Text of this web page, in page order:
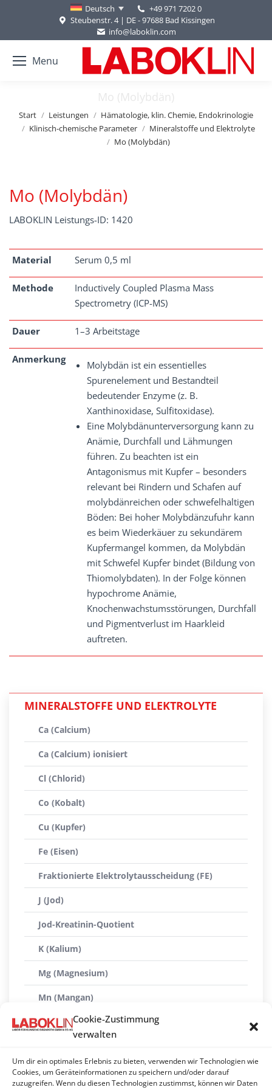
Cookie-Zustimmung
verwalten
Um dir ein optimales Erlebnis zu bieten, verwenden wir Technologien wie
Cookies, um Geräteinformationen zu speichern und/oder darauf
zuzugreifen. Wenn du diesen Technologien zustimmst, können wir Daten
Deutsch
+49 971 7202 0
Steubenstr. 4 | DE - 97688 Bad Kissingen
info@laboklin.com
Menu
Mo (Molybdän)
Sie befinden sich hier:
Start Leistungen
Hämatologie, klin. Chemie, Endokrinologie
Klinisch-chemische Parameter
Mineralstoffe und Elektrolyte
Mo (Molybdän)
Mo (Molybdän)
LABOKLIN Leistungs-ID: 1420
Material Serum 0,5 ml
Methode
Inductively Coupled Plasma Mass
Spectrometry (ICP-MS)
Dauer 1–3 Arbeitstage
Anmerkung
Molybdän ist ein essentielles
Spurenelement und Bestandteil
bedeutender Enzyme (z. B.
Xanthinoxidase, Sulfitoxidase).
Eine Molybdänunterversorgung kann zu
Anämie, Durchfall und Lähmungen
führen. Zu beachten ist ein
Antagonismus mit Kupfer – besonders
relevant bei Rindern und Schafen auf
molybdänreichen oder schwefelhaltigen
Böden: Bei hoher Molybdänzufuhr kann
es beim Wiederkäuer zu sekundärem
Kupfermangel kommen, da Molybdän
mit Schwefel Kupfer bindet (Bildung von
Thiomolybdaten). In der Folge können
hypochrome Anämie,
Knochenwachstumsstörungen, Durchfall
und Pigmentverlust im Haarkleid
auftreten.
MINERALSTOFFE UND ELEKTROLYTE
Ca (Calcium)
Ca (Calcium) ionisiert
Cl (Chlorid)
Co (Kobalt)
Cu (Kupfer)
Fe (Eisen)
Fraktionierte Elektrolytausscheidung (FE)
J (Jod)
Jod-Kreatinin-Quotient
K (Kalium)
Mg (Magnesium)
Mn (Mangan)
Mo (Molybdän)
PO4 (Phosphat anorganisch)